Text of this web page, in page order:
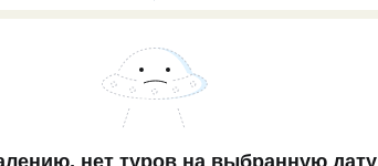
нет туров на выбранную дату